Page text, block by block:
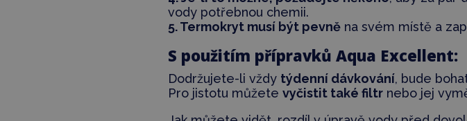
vody potřebnou chemii.
5. Termokryt musí být pevněna svém místě a
S použitím přípravků Aqua Excellent:
Dodržujete-li vždy týdenní dávkování, bude
Pro jistotu můžete vyčistit také filtrnebo jej